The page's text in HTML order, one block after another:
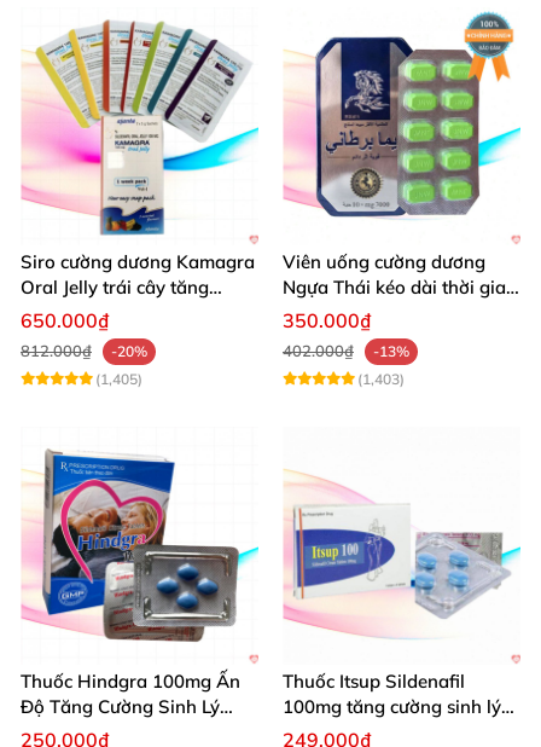
Siro cường dương Kamagra
Oral Jelly trái cây tăng
cường sinh lý nam
650.000₫
812.000₫
-20%
(1,405)
Viên uống cường dương
Ngựa Thái kéo dài thời gian
quan hệ
350.000₫
402.000₫
-13%
(1,403)
Thuốc Hindgra 100mg Ấn
Độ Tăng Cường Sinh Lý
Nam Hiệu Quả
250.000₫
Thuốc Itsup Sildenafil
100mg tăng cường sinh lý
kéo dài thời gian cho nam
249.000₫